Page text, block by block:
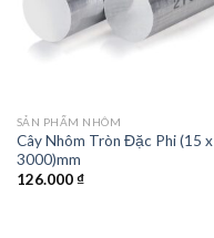
SẢN PHẨM NHÔM
Cây Nhôm Tròn Đặc Phi (15 x
3000)mm
126.000₫